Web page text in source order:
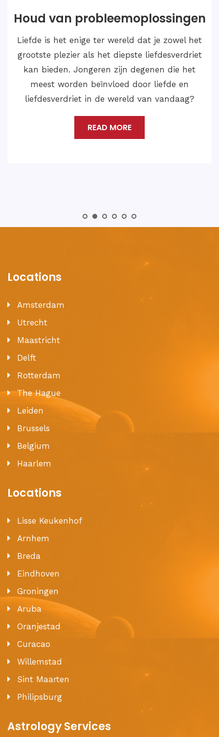
Huwelijksoplossingen
Als we dergelijke gevallen van Love Marriage
Problem Solution willen oplossen en een
gelukkig en bevredigend leven willen leiden
met de liefde van je leven, dan moet je
contact opnemen met Astroloog Medium
READ MORE
Locations
Amsterdam
Utrecht
Maastricht
Delft
Rotterdam
The Hague
Leiden
Brussels
Belgium
Haarlem
Locations
Lisse Keukenhof
Arnhem
Breda
Eindhoven
Groningen
Aruba
Oranjestad
Curacao
Willemstad
Sint Maarten
Philipsburg
Astrology Services